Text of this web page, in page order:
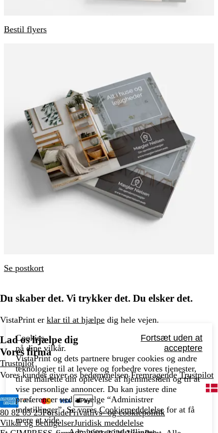
Bestil flyers
Se postkort
Du skaber det. Vi trykker det. Du elsker det.
VistaPrint er klar til at hjælpe dig hele vejen.
Lad os hjælpe dig
Vores firma
Trustpilot
Vores kunder giver os bedømmelsen Fremragende Trustpilot
80 82 05 25ForsidePrivatlivs- og cookiepolitik
Vilkår og betingelserJuridisk meddelelse
Cookies,
på dine vilkår.
Fortsæt uden at
acceptere
VistaPrint og dets partnere bruger cookies og andre
teknologier til at levere og forbedre vores tjenester,
til at målrette din oplevelse af hjemmesiden og til at
vise personlige annoncer. Du kan justere dine
præferencer ved at vælge “Administrer
indstillinger”. Se voresCookiemeddelelsefor at få
mere at vide.